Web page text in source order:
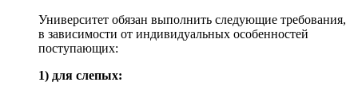
Университет обязан выполнить следующие требования,
в зависимости от индивидуальных особенностей
поступающих:
1) для слепых: